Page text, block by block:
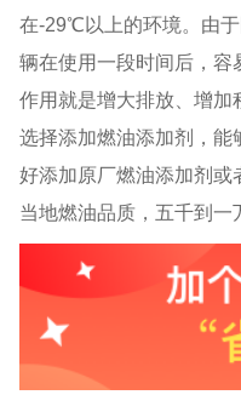
在-29℃以上的环境。由
辆在使用一段时间后，容
作用就是增大排放、增加
选择添加燃油添加剂，能
好添加原厂燃油添加剂
当地燃油品质，五千到一